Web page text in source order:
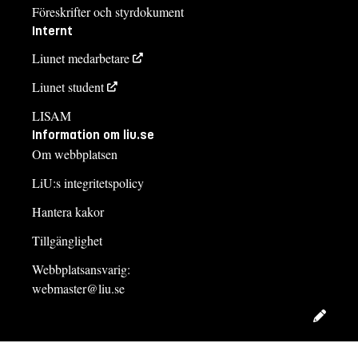
Föreskrifter och styrdokument
Internt
Liunet medarbetare
Liunet student
LISAM
Information om liu.se
Om webbplatsen
LiU:s integritetspolicy
Hantera kakor
Tillgänglighet
Webbplatsansvarig:
webmaster@liu.se